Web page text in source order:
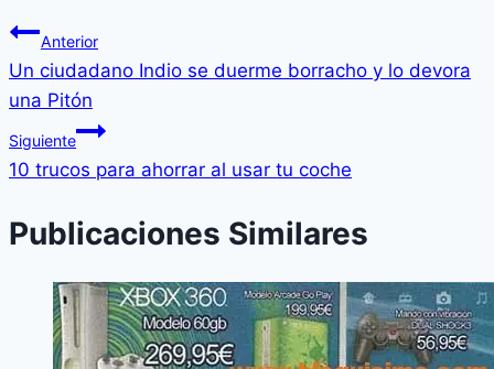
Anterior
Un ciudadano Indio se duerme borracho y lo devora
una Pitón
Siguiente
10 trucos para ahorrar al usar tu coche
Publicaciones Similares